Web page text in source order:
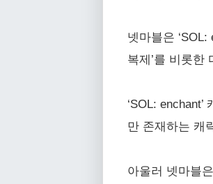
넷마블은
복제’를 비롯한
‘SOL:
만 존재하는 캐
아울러 넷마블